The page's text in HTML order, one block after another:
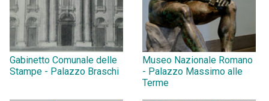
Gabinetto Comunale delle
Stampe - Palazzo Braschi
Museo Nazionale Romano
- Palazzo Massimo alle
Terme